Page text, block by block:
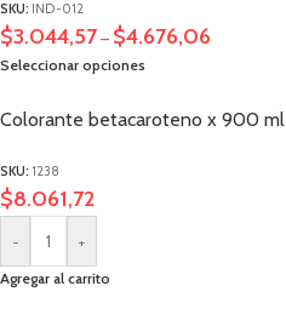
SKU: IND-012
$3.044,57 – $4.676,06
Seleccionar opciones
Colorante betacaroteno x 900 ml
SKU: 1238
$8.061,72
- +
Agregar al carrito